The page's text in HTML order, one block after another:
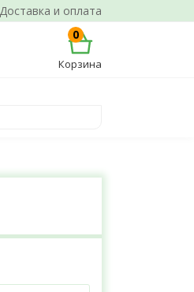
Доставка и оплата
0
Корзина